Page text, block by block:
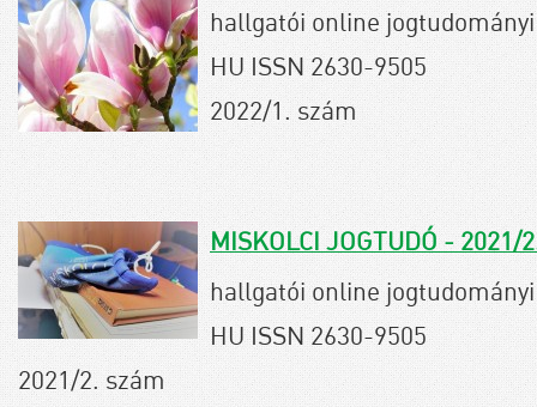
hallgatói online
HU ISSN 2630-9505
2022/1. szám
MISKOLCI JOGTUDÓ - 2021/
hallgatói online
HU ISSN 2630-9505
2021/2. szám